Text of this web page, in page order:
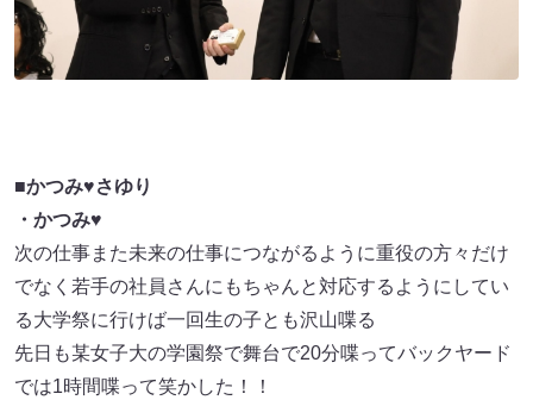
■かつみ♥さゆり
・かつみ♥
次の仕事また未来の仕事につながるように重役の方々だけ
でなく若手の社員さんにもちゃんと対応するようにしてい
る大学祭に行けば一回生の子とも沢山喋る
先日も某女子大の学園祭で舞台で20分喋ってバックヤード
では1時間喋って笑かした！！